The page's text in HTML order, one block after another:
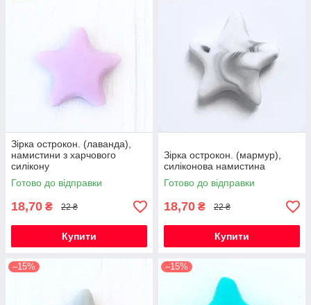
Зірка острокон. (лаванда),
намистини з харчового
силікону
Готово до відправки
18,70 ₴ 22 ₴
Купити
Зірка острокон. (мармур),
силіконова намистина
Готово до відправки
18,70 ₴ 22 ₴
Купити
–15% –15%